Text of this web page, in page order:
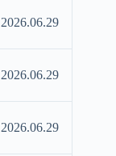
2026.06.29
2026.06.29
2026.06.29